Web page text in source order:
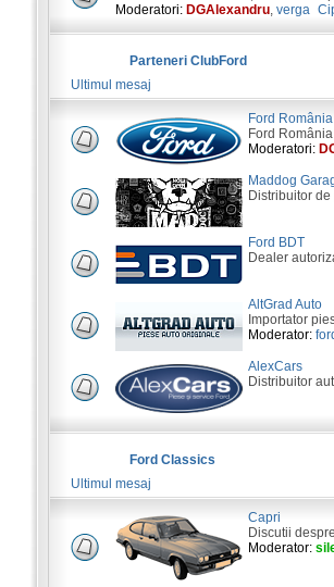
Moderatori: DGAlexandru,
Parteneri ClubFord
Ultimul mesaj
Ford România
Ford
Moderatori:
Maddog
Distribuitor
Ford BDT
Dealer
AltGrad Auto
Importator
Moderator:
AlexCars
Distribuitor
Ford Classics
Ultimul mesaj
Capri
Discutii
Moderator: